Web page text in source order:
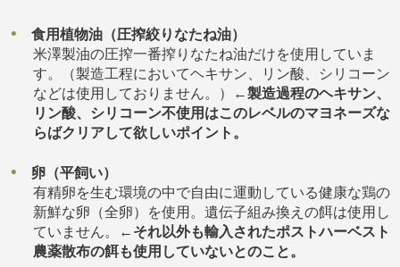
食用植物油（圧搾絞りなたね油）
米澤製油の圧搾一番搾りなたね油だけを使用していま
す。（製造工程においてヘキサン、リン酸、シリコーン
などは使用しておりません。）←製造過程のヘキサン、
リン酸、シリコーン不使用はこのレベルのマヨネーズな
らばクリアして欲しいポイント。
卵（平飼い）
有精卵を生む環境の中で自由に運動している健康な鶏の
新鮮な卵（全卵）を使用。遺伝子組み換えの餌は使用し
ていません。← それ以外も輸入されたポストハーベスト
農薬散布の餌も使用していないとのこと。